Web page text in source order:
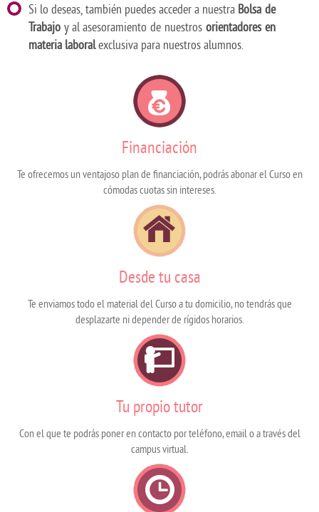
Si lo deseas, también puedes acceder a nuestra Bolsa de
Trabajo y al asesoramiento de nuestros orientadores en
materia laboralexclusiva para nuestros alumnos.
Financiación
Te ofrecemos un ventajoso plan de financiación, podrás abonar el Curso en
cómodas cuotas sin intereses.
Desde tu casa
Te enviamos todo el material del Curso a tu domicilio, no tendrás que
desplazarte ni depender de rígidos horarios.
Tu propio tutor
Con el que te podrás poner en contacto por teléfono, email o a través del
campus virtual.